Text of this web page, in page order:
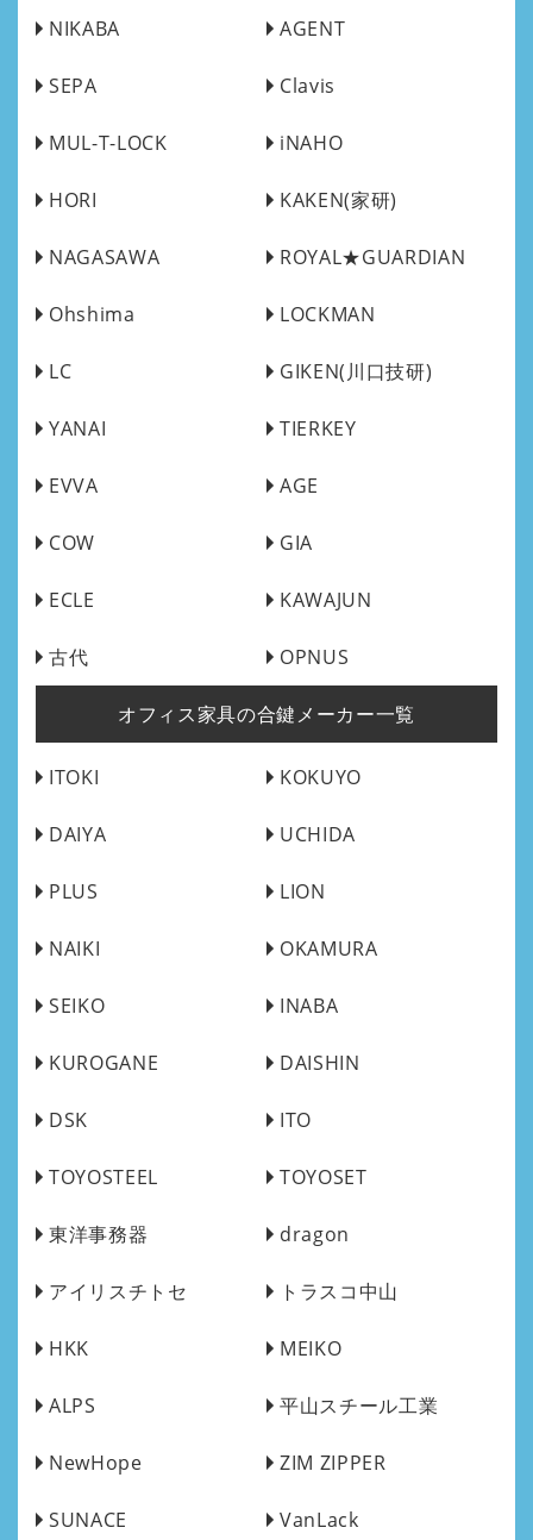
NIKABA AGENT
SEPA Clavis
MUL-T-LOCK iNAHO
HORI KAKEN(家研)
NAGASAWA ROYAL★GUARDIAN
Ohshima LOCKMAN
LC GIKEN(川口技研)
YANAI TIERKEY
EVVA AGE
COW GIA
ECLE KAWAJUN
古代 OPNUS
オフィス家具の合鍵メーカー一覧
ITOKI KOKUYO
DAIYA UCHIDA
PLUS LION
NAIKI OKAMURA
SEIKO INABA
KUROGANE DAISHIN
DSK ITO
TOYOSTEEL TOYOSET
東洋事務器 dragon
アイリスチトセ トラスコ中山
HKK MEIKO
ALPS 平山スチール工業
NewHope ZIM ZIPPER
SUNACE VanLack